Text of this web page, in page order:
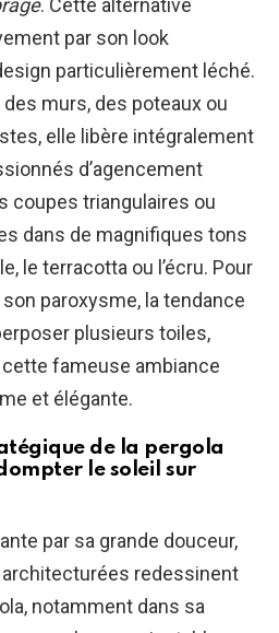
. Cette alternative
par son look
particulièrement léché.
murs, des poteaux ou
elle libère intégralement
d’agencement
coupes triangulaires ou
dans de magnifiques tons
le terracotta ou l’écru. Pour
paroxysme, la tendance
plusieurs toiles,
fameuse ambiance
et élégante.
de la pergola
le soleil sur
par sa grande douceur,
architecturées redessinent
notamment dans sa